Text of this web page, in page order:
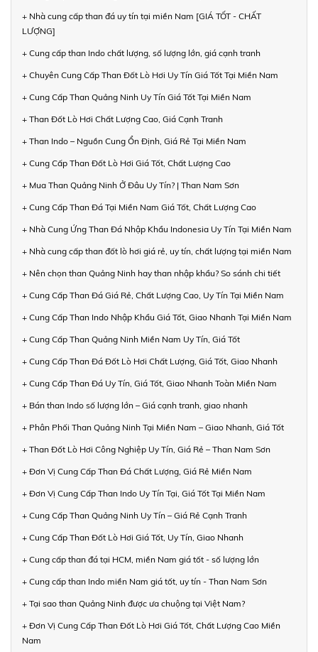
+ Nhà cung cấp than đá uy tín tại miền Nam [GIÁ TỐT - CHẤT
LƯỢNG]
+ Cung cấp than Indo chất lượng, số lượng lớn, giá cạnh tranh
+ Chuyên Cung Cấp Than Đốt Lò Hơi Uy Tín Giá Tốt Tại Miền Nam
+ Cung Cấp Than Quảng Ninh Uy Tín Giá Tốt Tại Miền Nam
+ Than Đốt Lò Hơi Chất Lượng Cao, Giá Cạnh Tranh
+ Than Indo – Nguồn Cung Ổn Định, Giá Rẻ Tại Miền Nam
+ Cung Cấp Than Đốt Lò Hơi Giá Tốt, Chất Lượng Cao
+ Mua Than Quảng Ninh Ở Đâu Uy Tín? | Than Nam Sơn
+ Cung Cấp Than Đá Tại Miền Nam Giá Tốt, Chất Lượng Cao
+ Nhà Cung Ứng Than Đá Nhập Khẩu Indonesia Uy Tín Tại Miền Nam
+ Nhà cung cấp than đốt lò hơi giá rẻ, uy tín, chất lượng tại miền Nam
+ Nên chọn than Quảng Ninh hay than nhập khẩu? So sánh chi tiết
+ Cung Cấp Than Đá Giá Rẻ, Chất Lượng Cao, Uy Tín Tại Miền Nam
+ Cung Cấp Than Indo Nhập Khẩu Giá Tốt, Giao Nhanh Tại Miền Nam
+ Cung Cấp Than Quảng Ninh Miền Nam Uy Tín, Giá Tốt
+ Cung Cấp Than Đá Đốt Lò Hơi Chất Lượng, Giá Tốt, Giao Nhanh
+ Cung Cấp Than Đá Uy Tín, Giá Tốt, Giao Nhanh Toàn Miền Nam
+ Bán than Indo số lượng lớn – Giá cạnh tranh, giao nhanh
+ Phân Phối Than Quảng Ninh Tại Miền Nam – Giao Nhanh, Giá Tốt
+ Than Đốt Lò Hơi Công Nghiệp Uy Tín, Giá Rẻ – Than Nam Sơn
+ Đơn Vị Cung Cấp Than Đá Chất Lượng, Giá Rẻ Miền Nam
+ Đơn Vị Cung Cấp Than Indo Uy Tín Tại, Giá Tốt Tại Miền Nam
+ Cung Cấp Than Quảng Ninh Uy Tín – Giá Rẻ Cạnh Tranh
+ Cung Cấp Than Đốt Lò Hơi Giá Tốt, Uy Tín, Giao Nhanh
+ Cung cấp than đá tại HCM, miền Nam giá tốt - số lượng lớn
+ Cung cấp than Indo miền Nam giá tốt, uy tín - Than Nam Sơn
+ Tại sao than Quảng Ninh được ưa chuộng tại Việt Nam?
+ Đơn Vị Cung Cấp Than Đốt Lò Hơi Giá Tốt, Chất Lượng Cao Miền
Nam